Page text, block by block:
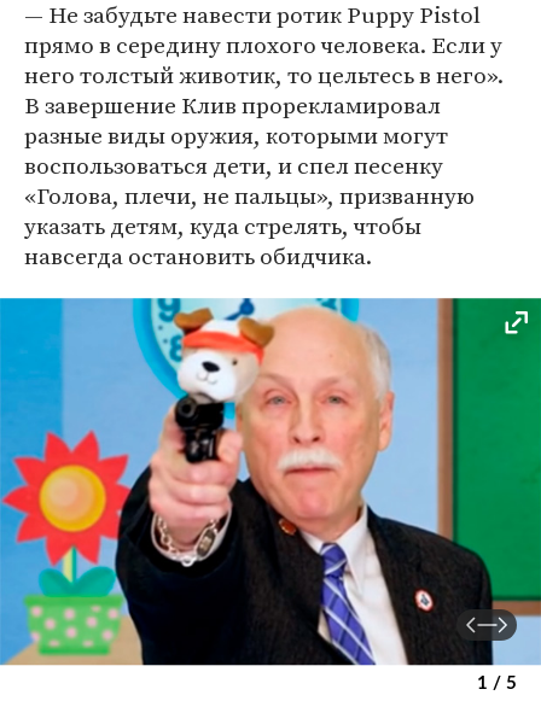
— Не забудьте навести ротик Puppy Pistol
прямо в середину плохого человека. Если у
него толстый животик, то цельтесь в него».
В завершение Клив прорекламировал
разные виды оружия, которыми могут
воспользоваться дети, и спел песенку
«Голова, плечи, не пальцы», призванную
указать детям, куда стрелять, чтобы
навсегда остановить обидчика.
1 / 5